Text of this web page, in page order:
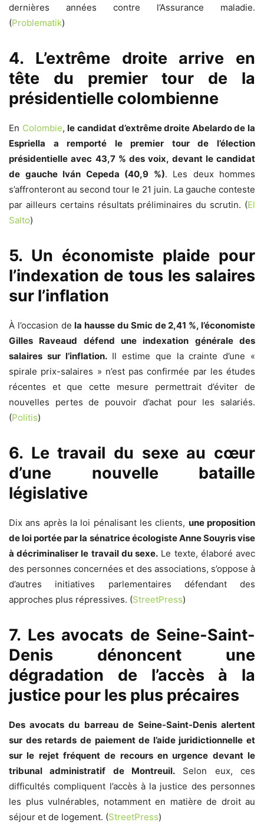
dernières années contre l’Assurance maladie.
(Problematik)
4. L’extrême droite arrive en
tête du premier tour de la
présidentielle colombienne
En Colombie,le candidat d’extrême droite Abelardo de la
Espriella a remporté le premier tour de l’élection
présidentielle avec 43,7 % des voix, devant le candidat
de gauche Iván Cepeda (40,9 %). Les deux hommes
s’affronteront au second tour le 21 juin. La gauche conteste
par ailleurs certains résultats préliminaires du scrutin. (El
Salto)
5. Un économiste plaide pour
l’indexation de tous les salaires
sur l’inflation
À l’occasion dela hausse du Smic de 2,41 %, l’économiste
Gilles Raveaud défend une indexation générale des
salaires sur l’inflation.Il estime que la crainte d’une «
spirale prix-salaires » n’est pas confirmée par les études
récentes et que cette mesure permettrait d’éviter de
nouvelles pertes de pouvoir d’achat pour les salariés.
(Politis)
6. Le travail du sexe au cœur
d’une nouvelle bataille
législative
Dix ans après la loi pénalisant les clients, une proposition
de loi portée par la sénatrice écologiste Anne Souyris vise
à décriminaliser le travail du sexe. Le texte, élaboré avec
des personnes concernées et des associations, s’oppose à
d’autres initiatives parlementaires défendant des
approches plus répressives. (StreetPress)
7. Les avocats de Seine-Saint-
Denis dénoncent une
dégradation de l’accès à la
justice pour les plus précaires
Des avocats du barreau de Seine-Saint-Denis alertent
sur des retards de paiement de l’aide juridictionnelle et
sur le rejet fréquent de recours en urgence devant le
tribunal administratif de Montreuil. Selon eux, ces
difficultés compliquent l’accès à la justice des personnes
les plus vulnérables, notamment en matière de droit au
séjour et de logement. (StreetPress)